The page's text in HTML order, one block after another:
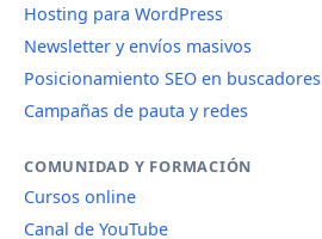
Hosting para WordPress
Newsletter y envíos masivos
Posicionamiento SEO en buscadores
Campañas de pauta y redes
COMUNIDAD Y FORMACIÓN
Cursos online
Canal de YouTube